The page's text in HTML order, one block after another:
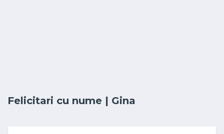
Felicitari cu nume | Gina